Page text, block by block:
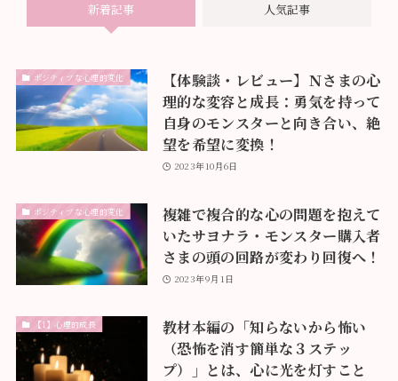
新着記事 人気記事
ポジティブな心理的変化
【体験談・レビュー】Ｎさまの心
理的な変容と成長：勇気を持って
自身のモンスターと向き合い、絶
望を希望に変換！
2023年10月6日
ポジティブな心理的変化
複雑で複合的な心の問題を抱えて
いたサヨナラ・モンスター購入者
さまの頭の回路が変わり回復へ！
2023年9月1日
【1】心理的成長
教材本編の「知らないから怖い
（恐怖を消す簡単な３ステッ
プ）」とは、心に光を灯すこと